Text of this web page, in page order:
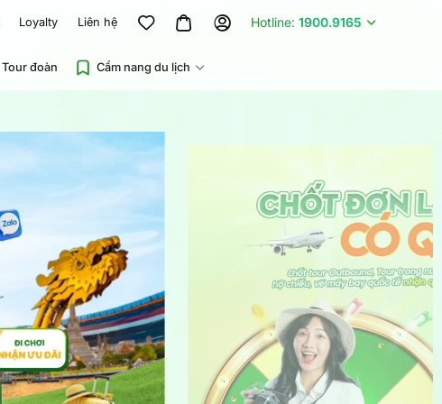
Loyalty Liên hệ Hotline: 1900.9165
Tour đoàn Cẩm nang du lịch